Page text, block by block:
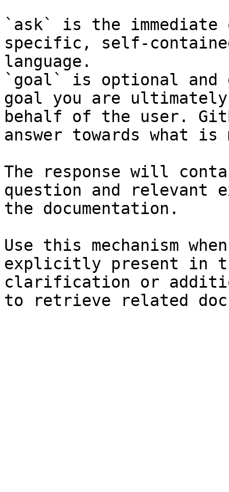
`ask` is the
specific, self-
language.
`goal` is optional and
goal you are
behalf of the user.
answer towards what
The response will
question and relevant
the documentation.
Use this mechanism
explicitly present in
clarification or